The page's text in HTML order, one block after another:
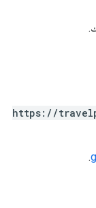
https://
.